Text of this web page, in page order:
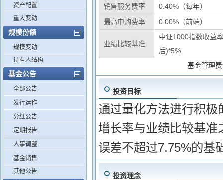
资产配置
重大变动
规模份额
规模变动
持有人结构
基金公告
全部公告
发行运作
分红公告
定期报告
人事调整
基金销售
其他公告
销售服务费率
0.40%（每年）
最高申购费率
0.00%（前端）
业绩比较基准
中证1000指数收益
后)*5%
基金管理
投资目标
通过量化方法进行积
增长率与业绩比较基
误差不超过7.75%的基
投资理念